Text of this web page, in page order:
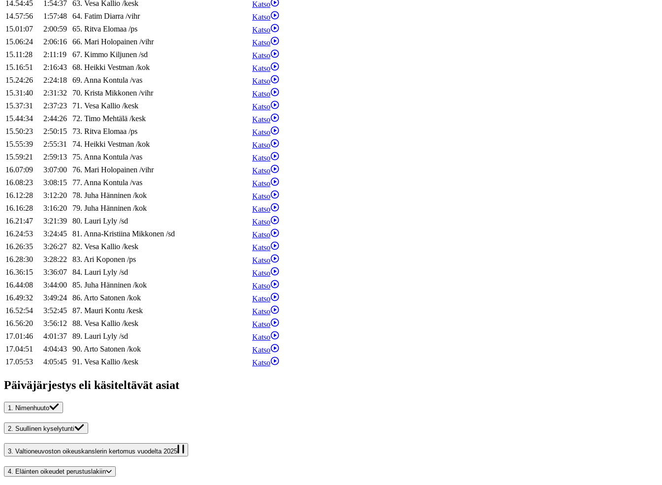
14.54:45
1:54:37 63. Vesa Kallio /kesk
Katso
14.57:56
1:57:48 64. Fatim Diarra /vihr
Katso
15.01:07
2:00:59 65. Ritva Elomaa /ps
Katso
15.06:24
2:06:16 66. Mari Holopainen /vihr
Katso
15.11:28
2:11:19 67. Kimmo Kiljunen /sd
Katso
15.16:51
2:16:43 68. Heikki Vestman /kok
Katso
15.24:26
2:24:18 69. Anna Kontula /vas
Katso
15.31:40
2:31:32 70. Krista Mikkonen /vihr
Katso
15.37:31
2:37:23 71. Vesa Kallio /kesk
Katso
15.44:34
2:44:26 72. Timo Mehtälä /kesk
Katso
15.50:23
2:50:15 73. Ritva Elomaa /ps
Katso
15.55:39
2:55:31 74. Heikki Vestman /kok
Katso
15.59:21
2:59:13 75. Anna Kontula /vas
Katso
16.07:09
3:07:00 76. Mari Holopainen /vihr
Katso
16.08:23
3:08:15 77. Anna Kontula /vas
Katso
16.12:28
3:12:20 78. Juha Hänninen /kok
Katso
16.16:28
3:16:20 79. Juha Hänninen /kok
Katso
16.21:47
3:21:39 80. Lauri Lyly /sd
Katso
16.24:53
3:24:45 81. Anna-Kristiina Mikkonen /sd
Katso
16.26:35
3:26:27 82. Vesa Kallio /kesk
Katso
16.28:30
3:28:22 83. Ari Koponen /ps
Katso
16.36:15
3:36:07 84. Lauri Lyly /sd
Katso
16.44:08
3:44:00 85. Juha Hänninen /kok
Katso
16.49:32
3:49:24 86. Arto Satonen /kok
Katso
16.52:54
3:52:45 87. Mauri Kontu /kesk
Katso
16.56:20
3:56:12 88. Vesa Kallio /kesk
Katso
17.01:46
4:01:37 89. Lauri Lyly /sd
Katso
17.04:51
4:04:43 90. Arto Satonen /kok
Katso
17.05:53
4:05:45 91. Vesa Kallio /kesk Katso
Päiväjärjestys eli käsiteltävät asiat
1. Nimenhuuto
2. Suullinen kyselytunti
3. Valtioneuvoston oikeuskanslerin kertomus vuodelta 2025
4. Eläinten oikeudet perustuslakiin